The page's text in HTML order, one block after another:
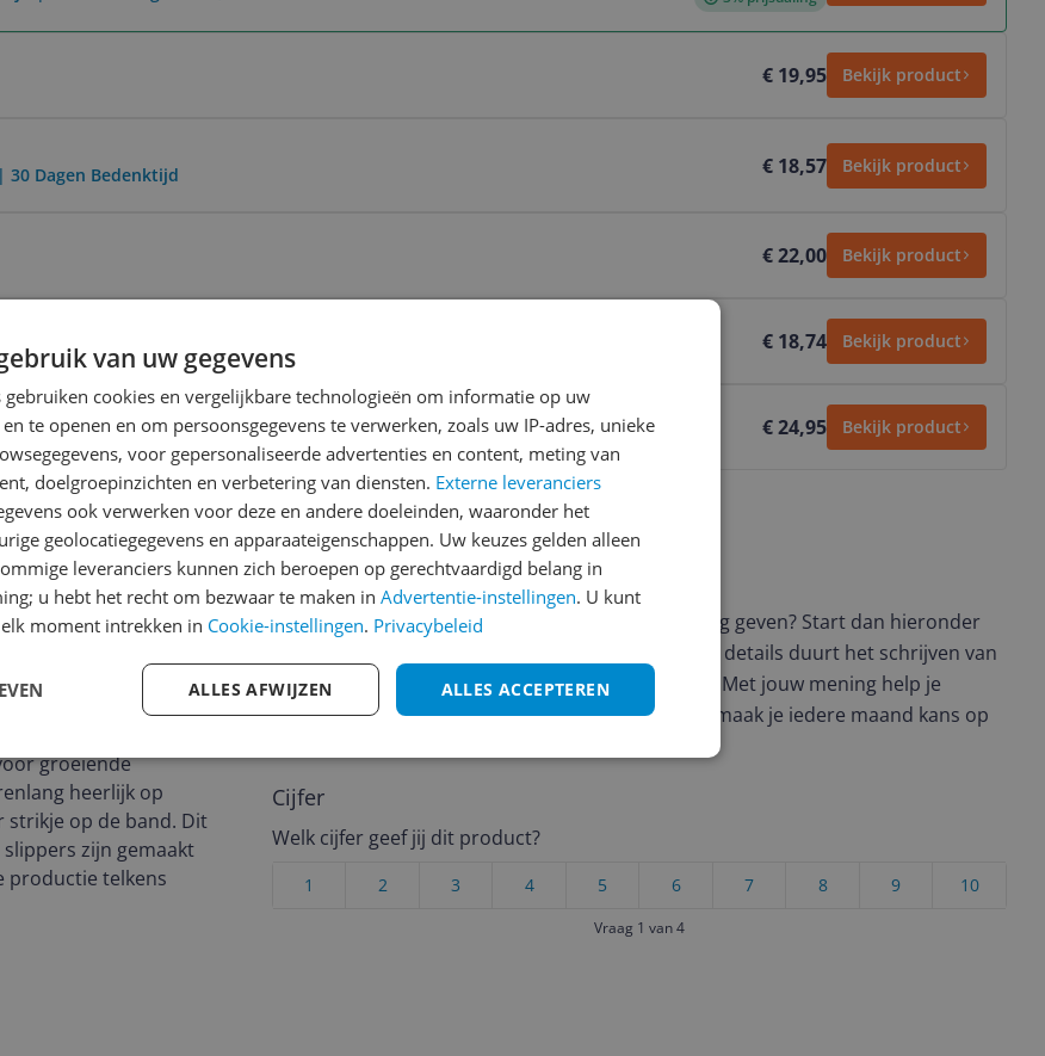
€ 19,95 Bekijk product
30 Dagen Bedenktijd € 18,57 Bekijk product
€ 22,00 Bekijk product
€ 18,74 Bekijk product
€ 24,95 Bekijk product
groeiende
heerlijk op
strikje op de band. Dit
zijn gemaakt
productie telkens
Reviews
Er zijn nog geen reviews geschreven
Heb jij dit product in bezit en wil je graag je mening geven? Start dan hieronder
met het schrijven van je review. Afhankelijk van de details duurt het schrijven van
een review gemiddeld tussen de 3 en 10 minuten. Met jouw mening help je
andere bezoekers een betere keuze te maken én maak je iedere maand kans op
Cijfer
Welk cijfer geef jij dit product?
10
9
8
7
6
5
4
3
2
1
Vraag 1 van 4
van uw gegevens
gebruiken cookies en vergelijkbare technologieën om informatie op uw
te openen en om persoonsgegevens te verwerken, zoals uw IP-adres, unieke
voor gepersonaliseerde advertenties en content, meting van
doelgroepinzichten en verbetering van diensten. Externe leveranciers
ook verwerken voor deze en andere doeleinden, waaronder het
geolocatiegegevens en apparaateigenschappen. Uw keuzes gelden alleen
leveranciers kunnen zich beroepen op gerechtvaardigd belang in
u hebt het recht om bezwaar te maken in Advertentie-instellingen. U kunt
moment intrekken in Cookie-instellingen. Privacybeleid
ALLES ACCEPTEREN
ALLES AFWIJZEN